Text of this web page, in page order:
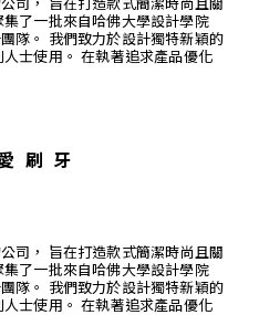
司， 旨在打造款式簡潔時尚且關
了一批來自哈佛大學設計學院
隊。 我們致力於設計獨特新穎的
士使用。 在執著追求產品優化
刷牙
司， 旨在打造款式簡潔時尚且關
了一批來自哈佛大學設計學院
隊。 我們致力於設計獨特新穎的
士使用。 在執著追求產品優化